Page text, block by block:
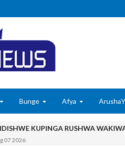
Bunge Afya
KUPINGA RUSHWA
07 2026